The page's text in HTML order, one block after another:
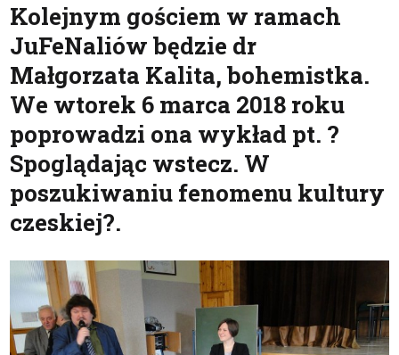
Kolejnym gościem w ramach
JuFeNaliów będzie dr
Małgorzata Kalita, bohemistka.
We wtorek 6 marca 2018 roku
poprowadzi ona wykład pt. ?
Spoglądając wstecz. W
poszukiwaniu fenomenu kultury
czeskiej?.